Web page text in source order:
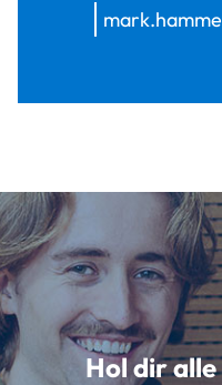
Hol dir